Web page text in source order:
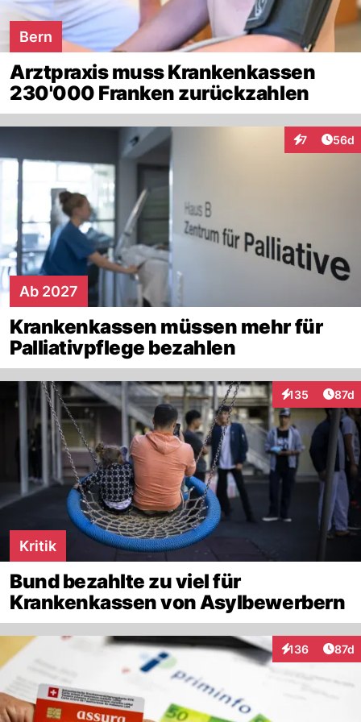
Bern
Arztpraxis muss Krankenkassen
230'000 Franken zurückzahlen
7
Interaktionen
56d
Ab 2027
Krankenkassen müssen mehr für
Palliativpflege bezahlen
135
Interaktionen
87d
Kritik
Bund bezahlte zu viel für
Krankenkassen von Asylbewerbern
136
Interaktionen
87d